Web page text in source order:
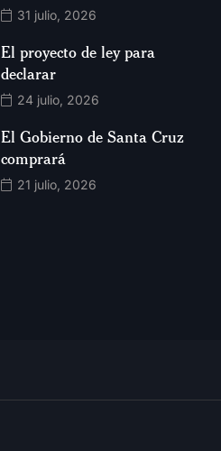
31 julio, 2026
El proyecto de ley para
declarar
24 julio, 2026
El Gobierno de Santa Cruz
comprará
21 julio, 2026